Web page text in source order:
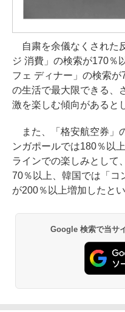
自粛を余儀なくされた
ジ 消費」の検索が170％
フェ ディナー」の検索
の生活で最大限できる、
激を楽しむ傾向があると
また、「格安航空券」
ンガポールでは180％以
ラインでの楽しみとして
70％以上、韓国では「コ
が200％以上増加したとい
Google 検索で当サ